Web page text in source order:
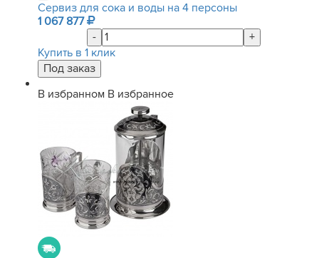
Сервиз для сока и воды на 4 персоны
1 067 877
-
+
Купить в 1 клик
В избранном В избранное